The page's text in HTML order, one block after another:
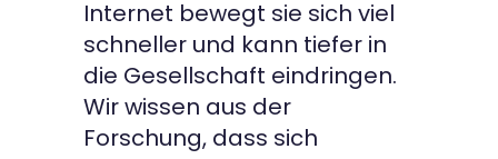
Internet bewegt sie sich viel
schneller und kann tiefer in
die Gesellschaft eindringen.
Wir wissen aus der
Forschung, dass sich